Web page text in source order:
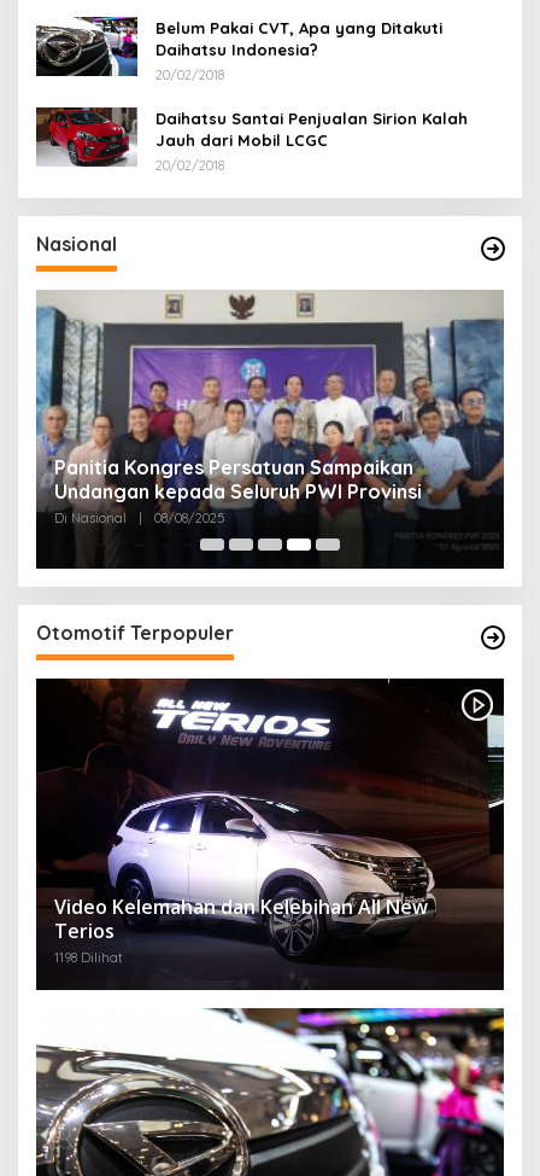
Belum Pakai CVT, Apa yang Ditakuti
Daihatsu Indonesia?
20/02/2018
Daihatsu Santai Penjualan Sirion Kalah
Jauh dari Mobil LCGC
20/02/2018
Nasional
Panitia Kongres Persatuan Sampaikan
Undangan kepada Seluruh PWI Provinsi
Di Nasional | 08/08/2025
Otomotif Terpopuler
Video Kelemahan dan Kelebihan All New
Terios
1198 Dilihat